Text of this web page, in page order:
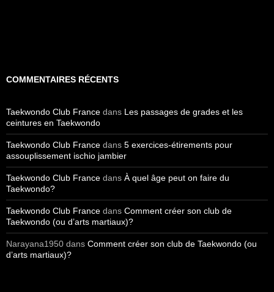
COMMENTAIRES RÉCENTS
Taekwondo Club France dans Les passages de grades et les
ceintures en Taekwondo
Taekwondo Club France dans 5 exercices-étirements pour
assouplissement ischio jambier
Taekwondo Club France dans À quel âge peut on faire du
Taekwondo?
Taekwondo Club France dans Comment créer son club de
Taekwondo (ou d’arts martiaux)?
Narayana1950 dans Comment créer son club de Taekwondo (ou
d’arts martiaux)?